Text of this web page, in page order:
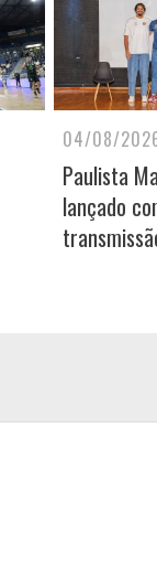
04/08/
Paulista
lançado